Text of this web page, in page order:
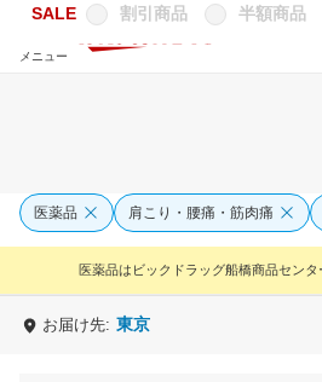
メニュー
SALE 割引商品 半額商品
医薬品 肩こり・腰痛・筋肉痛
医薬品はビックドラッグ船橋商品セン
お届け先: 東京